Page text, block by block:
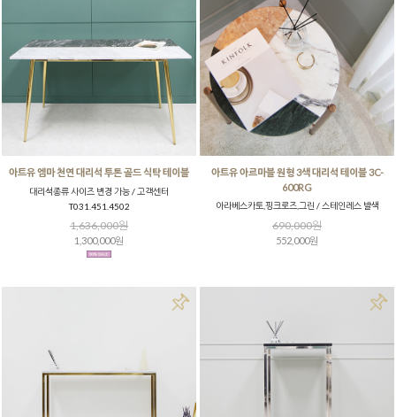
아트유 엠마 천연 대리석 투톤 골드 식탁 테이블
대리석종류 사이즈 변경 가능 / 고객센터
T031.451.4502
1,636,000원
1,300,000원
아트유 아르마블 원형 3색 대리석 테이블 3C-
600RG
아라베스카토,핑크로즈,그린 / 스테인레스 발색
690,000원
552,000원